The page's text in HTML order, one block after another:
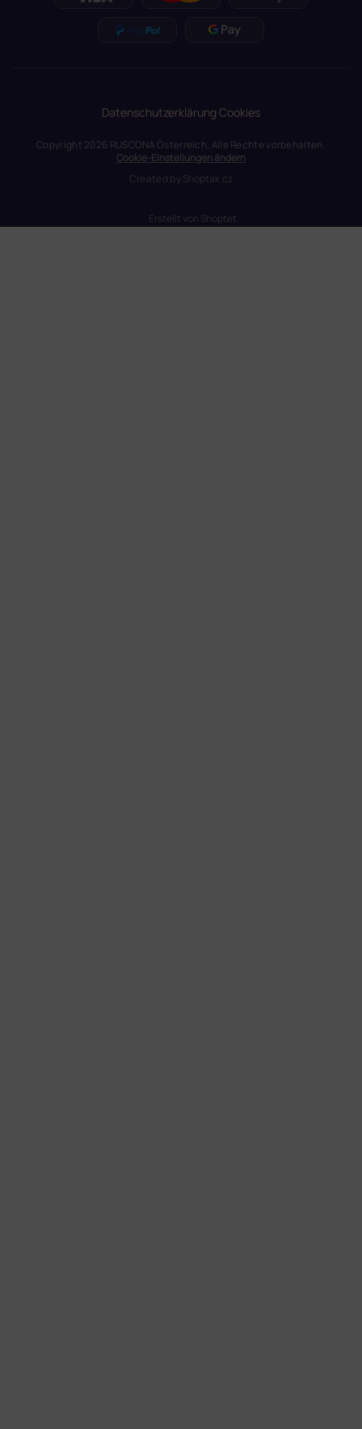
DatenschutzerklärungCookies
Erstellt von Shoptet
Copyright 2026 RUSCONA Österreich. Alle Rechte vorbehalten.
Cookie-Einstellungen ändern
Created byShoptak.cz